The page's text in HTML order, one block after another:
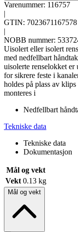
Varenummer: 116757
|
GTIN: 7023671167578
|
NOBB nummer:
Uisolert eller isolert
med nedfellbart
uisolerte renselokket
for sikrere feste i
holdes på plass av
monteres i
Nedfellbart
Tekniske data
Tekniske data
Dokumentasjon
Mål og vekt
Vekt 0.13 kg
Mål og vekt